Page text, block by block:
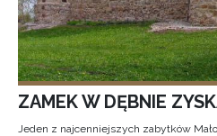
ZAMEK W DĘBNIE
Jeden z najcenniejszych zabytków